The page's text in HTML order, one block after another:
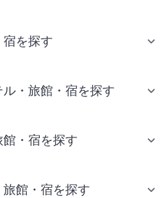
を探す
・旅館・宿を探す
・宿を探す
館・宿を探す